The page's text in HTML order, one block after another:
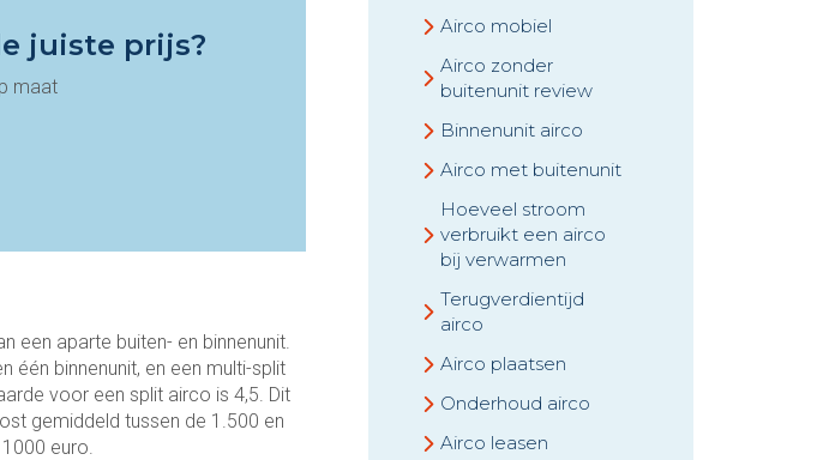
juiste prijs?
maat
een aparte buiten- en binnenunit.
één binnenunit, en een multi-split
voor een split airco is 4,5. Dit
gemiddeld tussen de 1.500 en
euro.
Airco mobiel
Airco zonder
buitenunit review
Binnenunit airco
Airco met buitenunit
Hoeveel stroom
verbruikt een airco
bij verwarmen
Terugverdientijd
airco
Airco plaatsen
Onderhoud airco
Airco leasen